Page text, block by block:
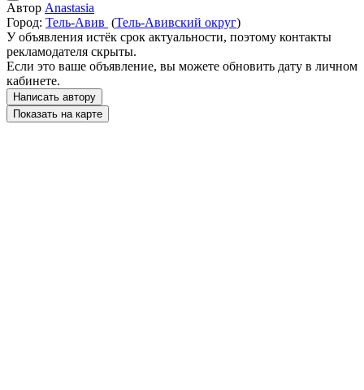
Автор Anastasia
Город: Тель-Авив (Тель-Авивский округ)
У объявления истёк срок актуальности, поэтому контакты
рекламодателя скрыты.
Если это ваше объявление, вы можете обновить дату в личном
кабинете.
Написать автору
Показать на карте